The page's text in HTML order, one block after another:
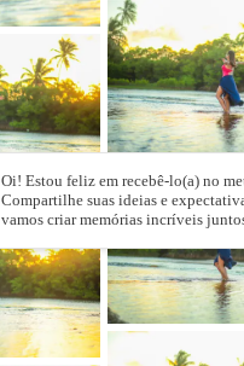
Oi! Estou feliz em recebê-lo(a) no
Compartilhe suas ideias e
vamos criar memórias incríveis